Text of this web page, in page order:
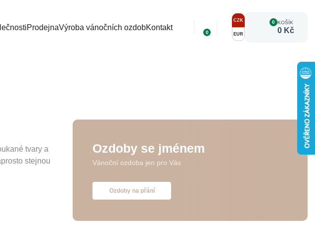
ProdejnaVýroba vánočních ozdobKontakt
0
CZK
EUR
0 KOŠÍK
0 Kč
tvary a
stejnou
Ozdoby se jménem
Vánoční ozdoba jen pro Vás
Ozdoby na přání